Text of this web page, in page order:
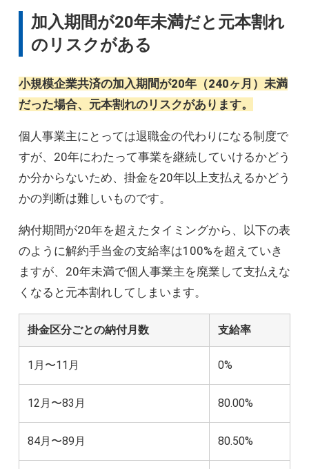
加入期間が20年未満だと元本割れ
のリスクがある
小規模企業共済の加入期間が20年（240ヶ月）未満
だった場合、元本割れのリスクがあります。
個人事業主にとっては退職金の代わりになる制度で
すが、20年にわたって事業を継続していけるかどう
か分からないため、掛金を20年以上支払えるかどう
かの判断は難しいものです。
納付期間が20年を超えたタイミングから、以下の表
のように解約手当金の支給率は100%を超えていき
ますが、20年未満で個人事業主を廃業して支払えな
くなると元本割れしてしまいます。
掛金区分ごとの納付月数 支給率
1月〜11月 0%
12月〜83月 80.00%
84月〜89月 80.50%